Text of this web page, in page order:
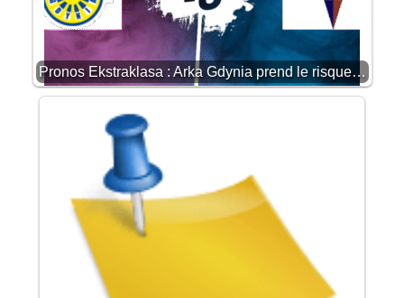
Pronos Ekstraklasa : Arka Gdynia prend le risque…